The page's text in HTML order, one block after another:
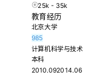
25k - 35k
教育经历
北京大学
985
计算机科学与技术
本科
2010.092014.06